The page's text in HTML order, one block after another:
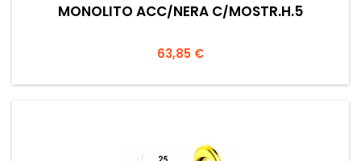
MONOLITO ACC/NERA C/MOSTR.H.5
Prezzo
63,85 €